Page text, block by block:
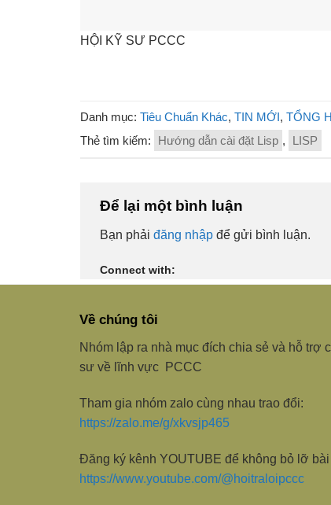
HỘI KỸ SƯ PCCC
Danh mục: Tiêu Chuẩn Khác, TIN MỚI, TỔNG
Thẻ tìm kiếm:
Hướng dẫn cài đặt Lisp , LISP
Để lại một bình luận
Bạn phải đăng nhập để gửi bình luận.
Connect with:
Về chúng tôi
Nhóm lập ra nhà mục đích chia sẻ và hỗ trợ
sư về lĩnh vực PCCC
Tham gia nhóm zalo cùng nhau trao đổi:
https://zalo.me/g/xkvsjp465
Đăng ký kênh YOUTUBE để không bỏ lỡ bài
https://www.youtube.com/@hoitraloipccc